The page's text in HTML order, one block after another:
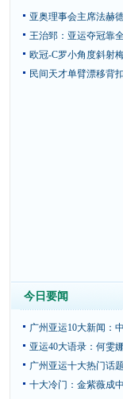
亚奥理事会主席法赫
王治郅：亚运夺冠靠
欧冠-C罗小角度斜射
民间天才单臂漂移背扣
今日要闻
广州亚运10大新闻：
亚运40大语录：何雯
广州亚运十大热门话
十大冷门：金紫薇成